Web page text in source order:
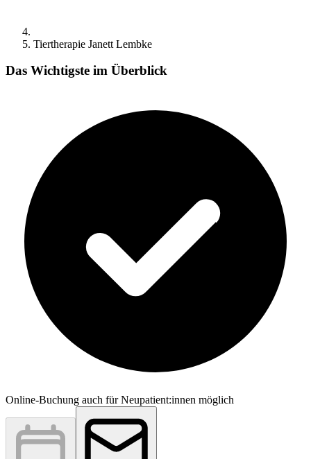
Tiertherapie Janett Lembke
Das Wichtigste im Überblick
Online-Buchung auch für Neupatient:innen möglich